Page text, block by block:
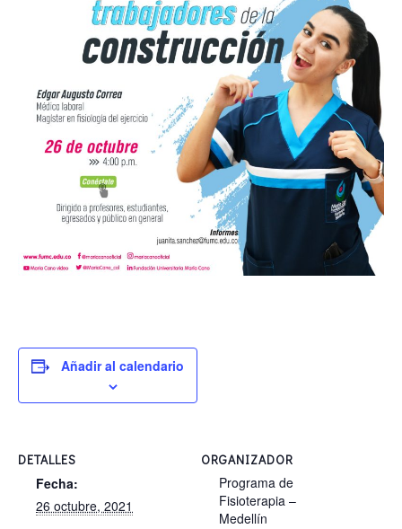
Añadir al calendario
DETALLES
Fecha:
26 octubre, 2021
ORGANIZADOR
Programa de
Fisioterapia –
Medellín